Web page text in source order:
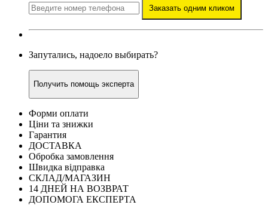
Заказать одним кликом
Запутались, надоело выбирать?
Получить помощь эксперта
Форми оплати
Ціни та знижки
Гарантия
ДОСТАВКА
Обробка замовлення
Швидка відправка
СКЛАД/МАГАЗИН
14 ДНЕЙ НА ВОЗВРАТ
ДОПОМОГА ЕКСПЕРТА